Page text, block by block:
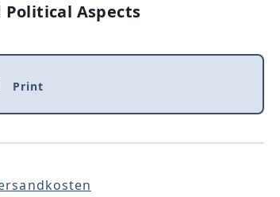
Political Aspects
Print